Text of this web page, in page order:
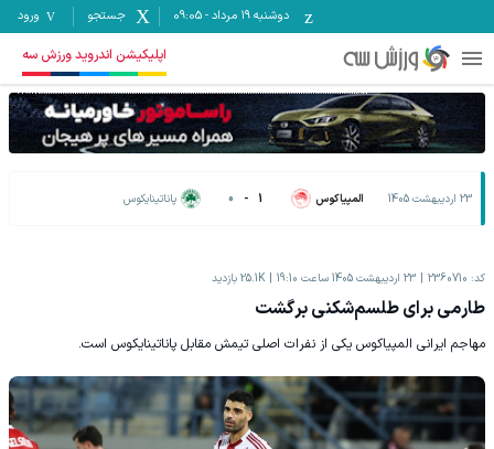
دوشنبه ۱۹ مرداد -
09:05 جستجو ورود
اپلیکیشن اندروید ورزش سه
23 اردیبهشت 1405 المپیاکوس 1
-
0 پاناتینایکوس
کد: 2360710 23 اردیبهشت 1405 ساعت 19:10 25.1K بازدید
طارمی برای طلسم‌شکنی برگشت
مهاجم ایرانی المپیاکوس یکی از نفرات اصلی تیمش مقابل پاناتینایکوس است.